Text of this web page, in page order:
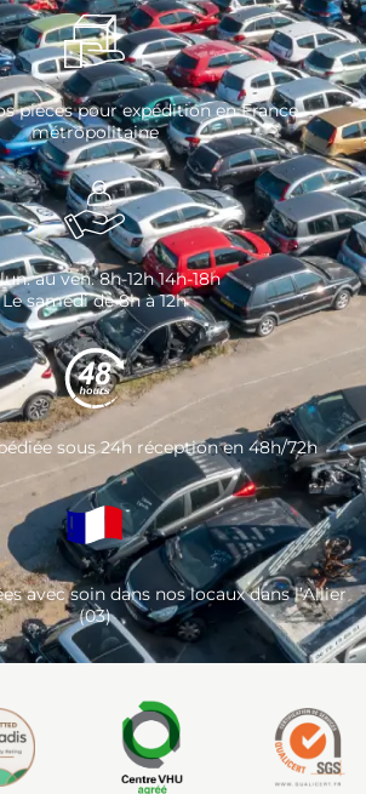
pièces pour expédition en France
métropolitaine
au ven. 8h-12h 14h-18h
Le samedi de 8h à 12h
sous 24h réception en 48h/72h
avec soin dans nos locaux dans l’Allier
(03)